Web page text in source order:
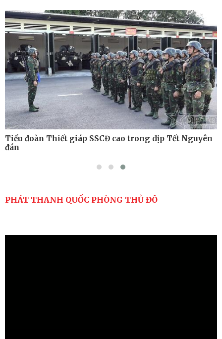
Tiểu đoàn Thiết giáp hoàn thành tốt diễn tập chiến
thuật có bắn đạn thật
Nơi sinh viên rèn ý trí, luyện kỹ năng
Tiểu đoàn Thiết giáp SSCĐ cao trong dịp Tết Nguyên
đán
PHÁT THANH QUỐC PHÒNG THỦ ĐÔ